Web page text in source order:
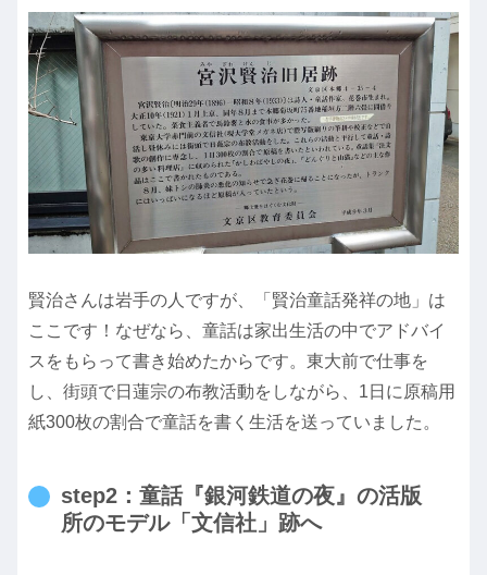
賢治さんは岩手の人ですが、「賢治童話発祥の地」は
ここです！なぜなら、童話は家出生活の中でアドバイ
スをもらって書き始めたからです。東大前で仕事を
し、街頭で日蓮宗の布教活動をしながら、1日に原稿用
紙300枚の割合で童話を書く生活を送っていました。
step2：童話『銀河鉄道の夜』の活版
所のモデル「文信社」跡へ